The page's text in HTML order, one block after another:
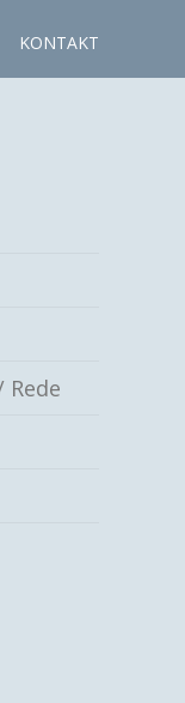
KONTAKT